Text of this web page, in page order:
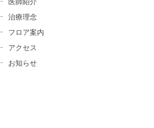
治療理念
フロア案内
アクセス
お知らせ